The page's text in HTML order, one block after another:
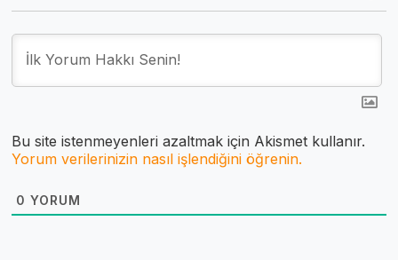
Bu site istenmeyenleri azaltmak için Akismet kullanır.
Yorum verilerinizin nasıl işlendiğini öğrenin.
0 YORUM